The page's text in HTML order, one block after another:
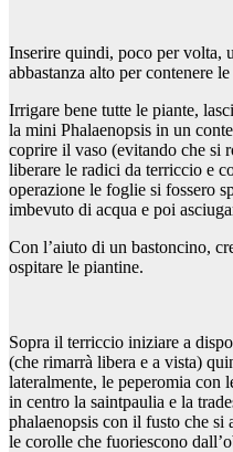
Inserire quindi, poco per volta,
abbastanza alto per contenere
Irrigare bene tutte le piante,
la mini Phalaenopsis in un
coprire il vaso (evitando che si
liberare le radici da terriccio e
operazione le foglie si fossero
imbevuto di acqua e poi
Con l’aiuto di un bastoncino,
ospitare le piantine.
Sopra il terriccio iniziare a
(che rimarrà libera e a vista)
lateralmente, le peperomia
in centro la saintpaulia e la
phalaenopsis con il fusto che si
le corolle che fuoriescono